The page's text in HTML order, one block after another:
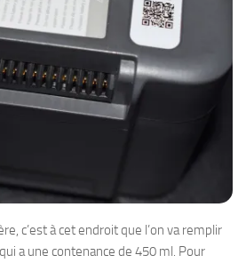
c’est à cet endroit que l’on va remplir
a une contenance de 450 ml. Pour